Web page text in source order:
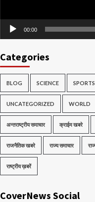
00:00
Categories
BLOG SCIENCE SPORTS
UNCATEGORIZED WORLD
अन्तराष्ट्रीय समाचार क्राईम खबरे
राजनैतिक खबरे राज्य समाचार
राष्ट्रीय ख़बरें
CoverNews Social